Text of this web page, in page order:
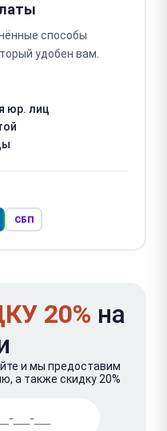
способы
удобен вам.
юр. лиц
СБП
20% на
и мы предоставим
а также скидку 20%